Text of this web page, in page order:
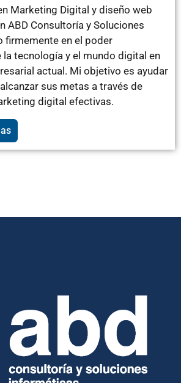
Marketing Digital y diseño web
ABD Consultoría y Soluciones
firmemente en el poder
tecnología y el mundo digital en
actual. Mi objetivo es ayudar
sus metas a través de
digital efectivas.